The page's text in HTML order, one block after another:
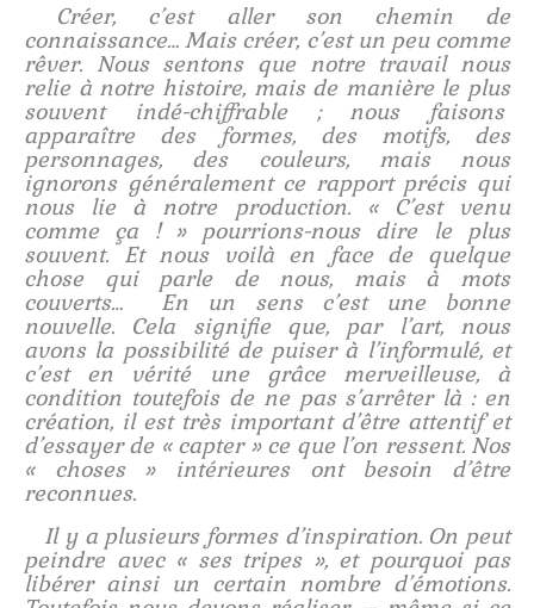
Créer, c’est aller son chemin de
connaissance… Mais créer, c’est un peu comme
rêver. Nous sentons que notre travail nous
relie à notre histoire, mais de manière le plus
souvent indé-chiffrable ; nous faisons
apparaître des formes, des motifs, des
personnages, des couleurs, mais nous
ignorons généralement ce rapport précis qui
nous lie à notre production. « C’est venu
comme ça ! » pourrions-nous dire le plus
souvent. Et nous voilà en face de quelque
chose qui parle de nous, mais à mots
couverts… En un sens c’est une bonne
nouvelle. Cela signifie que, par l’art, nous
avons la possibilité de puiser à l’informulé, et
c’est en vérité une grâce merveilleuse, à
condition toutefois de ne pas s’arrêter là : en
création, il est très important d’être attentif et
d’essayer de « capter » ce que l’on ressent. Nos
« choses » intérieures ont besoin d’être
reconnues.
Il y a plusieurs formes d’inspiration. On peut
peindre avec « ses tripes », et pourquoi pas
libérer ainsi un certain nombre d’émotions.